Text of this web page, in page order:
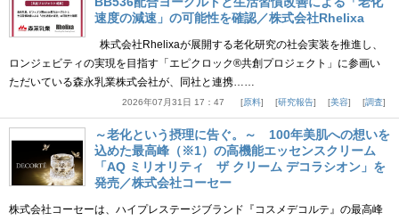
速度の減速」の可能性を確認／株式会社Rhelixa
株式会社Rhelixaが展開する老化研究の社会実装を推進し、
ロンジェビティの実現を目指す「エピクロック®共創プロジェクト」に参画い
ただいている森永乳業株式会社が、同社と連携……
2026年07月31日 17：47 原料 研究報告 美容 調査
～老化という摂理に告ぐ。～ 100年美肌への想いを
込めた最高峰（※1）の高機能エッセンスクリーム
「AQ ミリオリティ ザ クリーム デコラシオン」を
発売／株式会社コーセー
株式会社コーセーは、ハイプレステージブランド『コスメデコルテ』の最高峰